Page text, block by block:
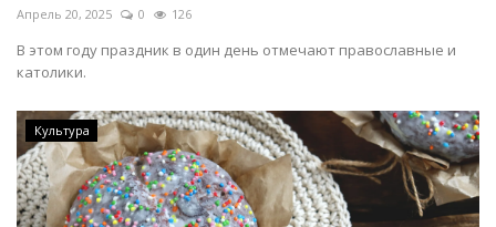
Апрель 20, 2025 0 126
В этом году праздник в один день отмечают православные и
католики.
Культура